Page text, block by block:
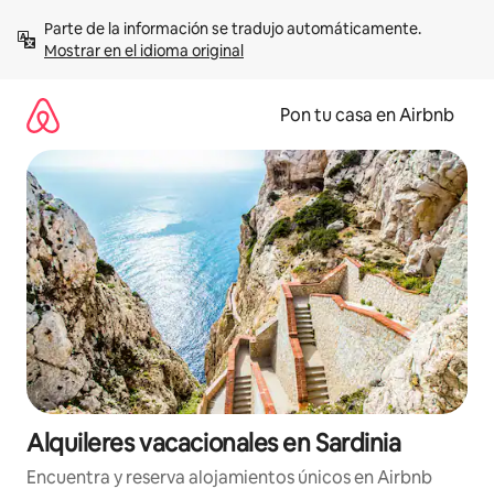
contenidoMostrar en el idioma original
Pon tu casa en Airbnb
Alquileres vacacionales en Sardinia
Encuentra y reserva alojamientos únicos en Airbnb